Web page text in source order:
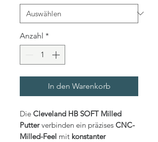
Anzahl *
In den Warenkorb
Die Cleveland HB SOFT Milled
Putterverbinden ein präzises CNC-
Milled-Feel mit konstanter